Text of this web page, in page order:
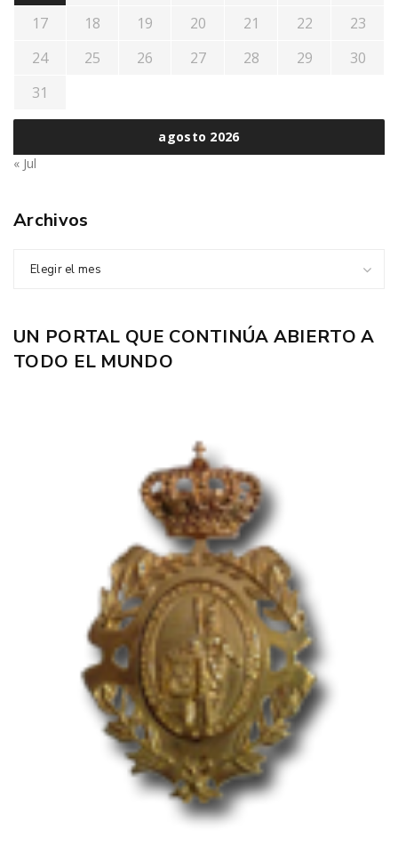
agosto 2026
17
18 19 20 21 22
23
24
25 26 27 28 29
30
31
« Jul
Archivos
Elegir el mes
UN PORTAL QUE CONTINÚA ABIERTO A
TODO EL MUNDO